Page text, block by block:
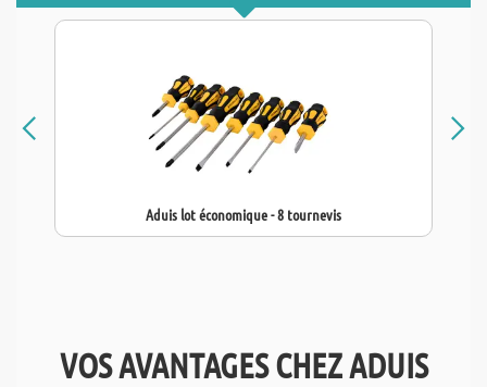
Aduis lot économique - 8 tournevis
VOS AVANTAGES CHEZ ADUIS